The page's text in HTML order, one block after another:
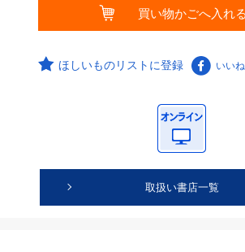
ほしいものリストに登録 いいね
取扱い書店一覧